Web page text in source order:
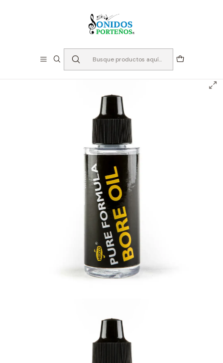
Instrumento de Viento
Accesorios Bronces